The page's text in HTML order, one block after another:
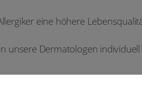
eine höhere
unsere Dermatologen